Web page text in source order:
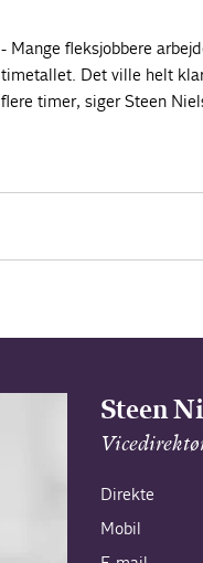
- Mange fleksjobbere
timetallet. Det ville helt
flere timer, siger Steen
Steen
Direkte
Mobil